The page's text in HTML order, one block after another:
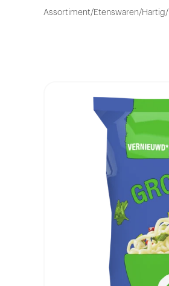
Assortiment/Etenswaren/Hartig/